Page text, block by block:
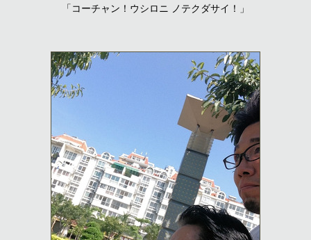
「コーチャン！ウシロニ ノテクダサイ！」